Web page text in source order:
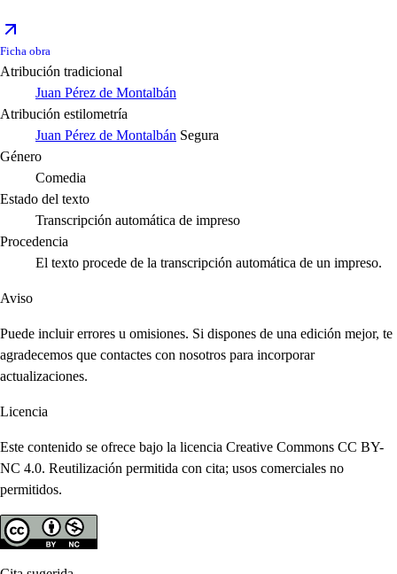
Ficha obra
Atribución tradicional
Juan Pérez de Montalbán
Atribución estilometría
Juan Pérez de Montalbán Segura
Género
Comedia
Estado del texto
Transcripción automática de impreso
Procedencia
El texto procede de la transcripción automática de un impreso.
Aviso
Puede incluir errores u omisiones. Si dispones de una edición mejor, te
agradecemos que contactes con nosotros para incorporar
actualizaciones.
Licencia
Este contenido se ofrece bajo la licencia Creative Commons CC BY-
NC 4.0. Reutilización permitida con cita; usos comerciales no
permitidos.